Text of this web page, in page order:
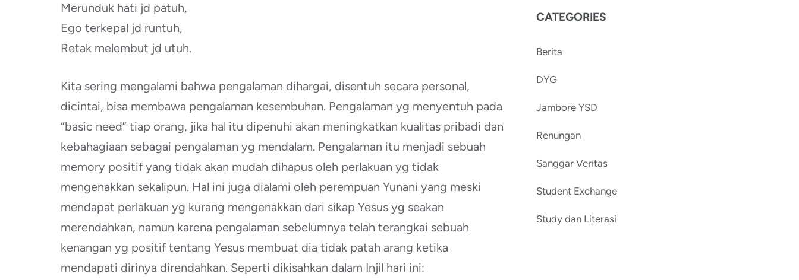
Merunduk hati jd patuh,
Ego terkepal jd runtuh,
Retak melembut jd utuh.
Kita sering mengalami bahwa pengalaman dihargai, disentuh secara personal,
dicintai, bisa membawa pengalaman kesembuhan. Pengalaman yg menyentuh pada
“basic need” tiap orang, jika hal itu dipenuhi akan meningkatkan kualitas pribadi dan
kebahagiaan sebagai pengalaman yg mendalam. Pengalaman itu menjadi sebuah
memory positif yang tidak akan mudah dihapus oleh perlakuan yg tidak
mengenakkan sekalipun. Hal ini juga dialami oleh perempuan Yunani yang meski
mendapat perlakuan yg kurang mengenakkan dari sikap Yesus yg seakan
merendahkan, namun karena pengalaman sebelumnya telah terangkai sebuah
kenangan yg positif tentang Yesus membuat dia tidak patah arang ketika
mendapati dirinya direndahkan. Seperti dikisahkan dalam Injil hari ini:
CATEGORIES
Berita
DYG
Jambore YSD
Renungan
Sanggar Veritas
Student Exchange
Study dan Literasi